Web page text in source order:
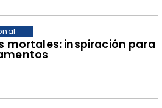
mortales: inspiración para